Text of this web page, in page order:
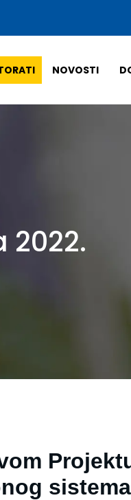
NOVOSTI
2022.